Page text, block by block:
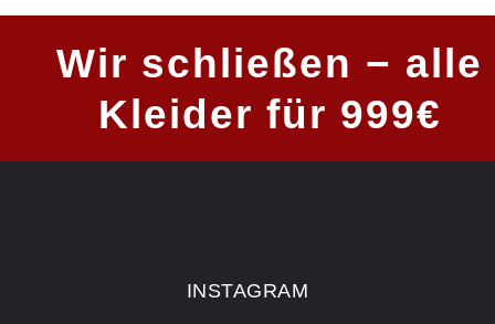
Wir schließen − alle
Kleider für 999€
INSTA­GRAM